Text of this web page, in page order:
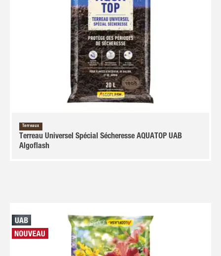
Terreaux
Terreau Universel Spécial Sécheresse AQUATOP UAB
Algoflash